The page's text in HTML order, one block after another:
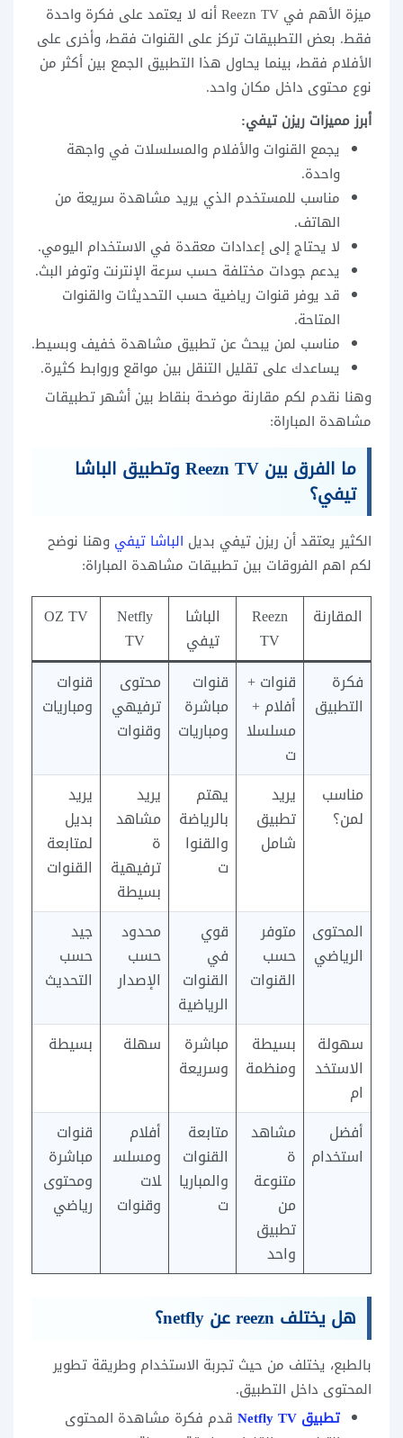
ميزة الأهم في Reezn TV أنه لا يعتمد على فكرة واحدة
فقط. بعض التطبيقات تركز على القنوات فقط، وأخرى على
الأفلام فقط، بينما يحاول هذا التطبيق الجمع بين أكثر من
نوع محتوى داخل مكان واحد.
أبرز مميزات ريزن تيفي:
يجمع القنوات والأفلام والمسلسلات في واجهة
واحدة.
مناسب للمستخدم الذي يريد مشاهدة سريعة من
الهاتف.
لا يحتاج إلى إعدادات معقدة في الاستخدام اليومي.
يدعم جودات مختلفة حسب سرعة الإنترنت وتوفر البث.
قد يوفر قنوات رياضية حسب التحديثات والقنوات
المتاحة.
مناسب لمن يبحث عن تطبيق مشاهدة خفيف وبسيط.
يساعدك على تقليل التنقل بين مواقع وروابط كثيرة.
وهنا نقدم لكم مقارنة موضحة بنقاط بين أشهر تطبيقات
مشاهدة المباراة:
ما الفرق بين Reezn TV وتطبيق الباشا
تيفي؟
الكثير يعتقد أن ريزن تيفي بديل الباشا تيفي وهنا نوضح
لكم اهم الفروقات بين تطبيقات مشاهدة المباراة:
المقارنة
Reezn
TV
الباشا
تيفي
Netfly
TV
OZ TV
فكرة
التطبيق
قنوات +
أفلام +
مسلسلا
ت
قنوات
مباشرة
ومباريات
محتوى
ترفيهي
وقنوات
قنوات
ومباريات
مناسب
لمن؟
يريد
تطبيق
شامل
يهتم
بالرياضة
والقنوا
ت
يريد
مشاهد
ة
ترفيهية
بسيطة
يريد
بديل
لمتابعة
القنوات
المحتوى
الرياضي
متوفر
حسب
القنوات
قوي
في
القنوات
الرياضية
محدود
حسب
الإصدار
جيد
حسب
التحديث
سهولة
الاستخد
ام
بسيطة
ومنظمة
مباشرة
وسريعة
سهلة بسيطة
أفضل
استخدام
مشاهد
ة
متنوعة
من
تطبيق
واحد
متابعة
القنوات
والمباريا
ت
أفلام
ومسلس
لات
وقنوات
قنوات
مباشرة
ومحتوى
رياضي
هل يختلف reezn عن netfly؟
بالطبع، يختلف من حيث تجربة الاستخدام وطريقة تطوير
المحتوى داخل التطبيق.
تطبيق Netfly TV
قدم فكرة مشاهدة المحتوى